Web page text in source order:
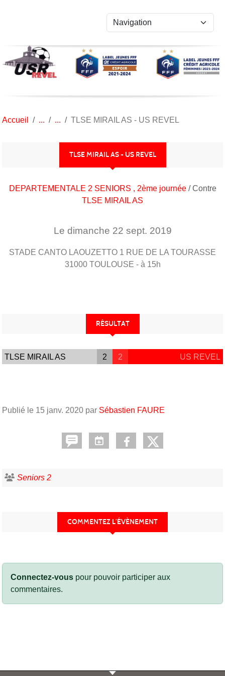
Accueil TLSE MIRAIL AS - US REVEL
TLSE MIRAIL AS - US REVEL
DEPARTEMENTALE 2 SENIORS , 2ème journée / Contre
TLSE MIRAIL AS
Le dimanche 22 sept. 2019
STADE CANTO LAOUZETTO 1 RUE DE LA TOURASSE
31000 TOULOUSE - à 15h
RÉSULTAT
TLSE MIRAIL AS 2 2 US REVEL
Publié le 15 janv. 2020 par Sébastien FAURE
Seniors 2
COMMENTEZ L’ÉVÈNEMENT
Connectez-vous pour pouvoir participer aux
commentaires.